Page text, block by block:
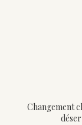
Changement